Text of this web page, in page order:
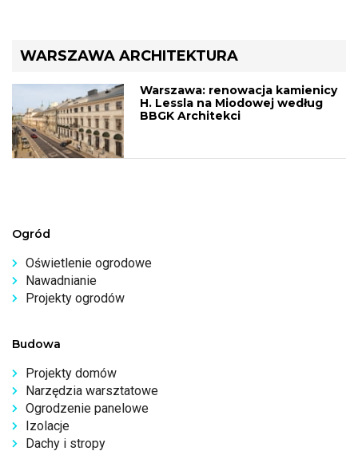
WARSZAWA ARCHITEKTURA
Warszawa: renowacja kamienicy
H. Lessla na Miodowej według
BBGK Architekci
Ogród
Oświetlenie ogrodowe
Nawadnianie
Projekty ogrodów
Budowa
Projekty domów
Narzędzia warsztatowe
Ogrodzenie panelowe
Izolacje
Dachy i stropy